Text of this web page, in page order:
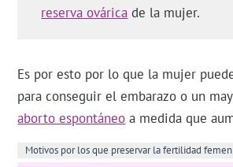
reserva ovárica de la mujer.
Es por esto por lo que la mujer
para conseguir el embarazo o un
aborto espontáneo a medida que
Motivos por los que preservar la fertilidad